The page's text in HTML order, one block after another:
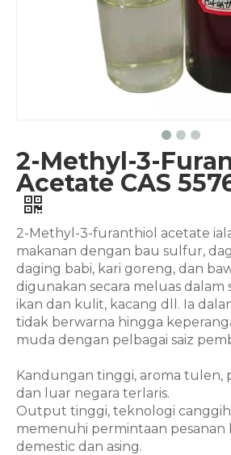
2-Methyl-3-
Acetate CAS
2-Methyl-3-furanthiol acetate
makanan dengan bau sulfur,
daging babi, kari goreng, dan
digunakan secara meluas dalam
ikan dan kulit, kacang dll. Ia
tidak berwarna hingga
muda dengan pelbagai saiz
Kandungan tinggi, aroma tulen,
dan luar negara terlaris.
Output tinggi, teknologi
memenuhi permintaan pesanan
demestic dan asing.